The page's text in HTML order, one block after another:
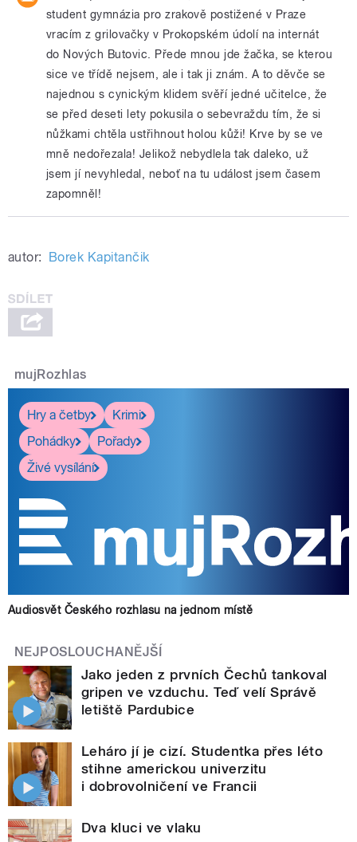
student gymnázia pro zrakově postižené v Praze
vracím z grilovačky v Prokopském údolí na internát
do Nových Butovic. Přede mnou jde žačka, se kterou
sice ve třídě nejsem, ale i tak ji znám. A to děvče se
najednou s cynickým klidem svěří jedné učitelce, že
se před deseti lety pokusila o sebevraždu tím, že si
nůžkami chtěla ustřihnout holou kůži! Krve by se ve
mně nedořezala! Jelikož nebydlela tak daleko, už
jsem jí nevyhledal, neboť na tu událost jsem časem
zapomněl!
autor: Borek Kapitančik
mujRozhlas
Hry a četby
Krimi
Pohádky
Pořady
Živé vysílání
Audiosvět Českého rozhlasu na jednom místě
NEJPOSLOUCHANĚJŠÍ
Jako jeden z prvních Čechů tankoval
gripen ve vzduchu. Teď velí Správě
letiště Pardubice
Leháro jí je cizí. Studentka přes léto
stihne americkou univerzitu
i dobrovolničení ve Francii
Dva kluci ve vlaku